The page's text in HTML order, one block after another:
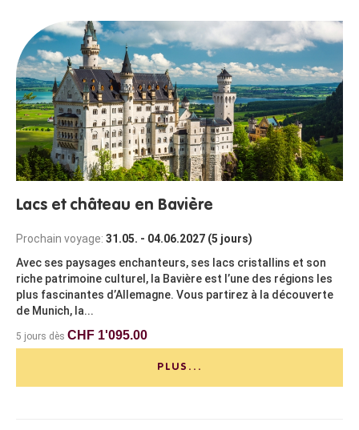
Lacs et château en Bavière
Prochain voyage: 31.05. - 04.06.2027 (5 jours)
Avec ses paysages enchanteurs, ses lacs cristallins et son
riche patrimoine culturel, la Bavière est l’une des régions les
plus fascinantes d’Allemagne. Vous partirez à la découverte
de Munich, la...
5 jours dès CHF 1'095.00
PLUS...